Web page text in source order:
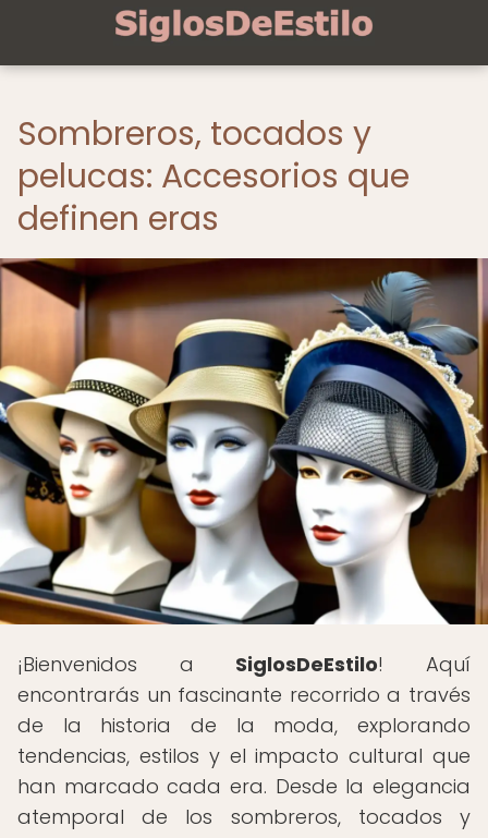
Sombreros, tocados y
pelucas: Accesorios que
definen eras
¡Bienvenidos a SiglosDeEstilo! Aquí
encontrarás un fascinante recorrido a través
de la historia de la moda, explorando
tendencias, estilos y el impacto cultural que
han marcado cada era. Desde la elegancia
atemporal de los sombreros, tocados y